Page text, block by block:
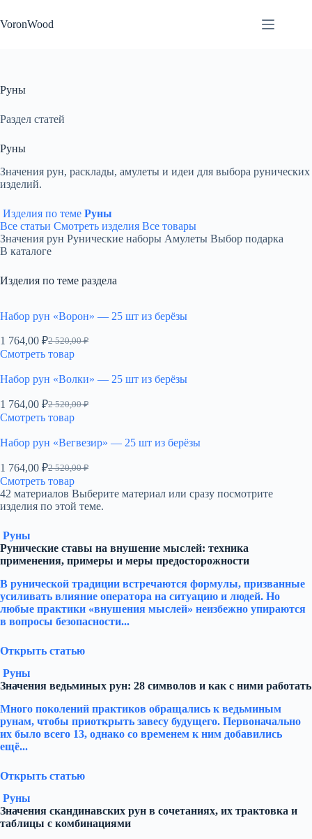
к
сути
VoronWood
Руны
Раздел статей
Руны
Значения рун, расклады, амулеты и идеи для выбора рунических
изделий.
Изделия по теме Руны
Все статьи Смотреть изделия Все товары
Значения рун Рунические наборы Амулеты Выбор подарка
В каталоге
Изделия по теме раздела
Набор рун «Ворон» — 25 шт из берёзы
2 520,00₽
Первоначальная
цена
2
520,00 ₽.
1 764,00 ₽
Текущая
цена:
764,00 ₽.
Смотреть товар
Набор рун «Волки» — 25 шт из берёзы
2 520,00₽
Первоначальная
цена
2
520,00 ₽.
1 764,00 ₽
Текущая
цена:
764,00 ₽.
Смотреть товар
Набор рун «Вегвезир» — 25 шт из берёзы
2 520,00₽
Первоначальная
цена
составляла
2
1 764,00 ₽
Текущая
цена:
1
764,00 ₽.
Смотреть товар
42 материалов Выберите материал или сразу посмотрите
изделия по этой теме.
Руны
Рунические ставы на внушение мыслей: техника
применения, примеры и меры предосторожности
В рунической традиции встречаются формулы, призванные
усиливать влияние оператора на ситуацию и людей. Но
любые практики «внушения мыслей» неизбежно упираются
в вопросы безопасности...
Открыть статью
Руны
Значения ведьминых рун: 28 символов и как с ними работать
Много поколений практиков обращались к ведьминым
рунам, чтобы приоткрыть завесу будущего. Первоначально
их было всего 13, однако со временем к ним добавились
ещё...
Открыть статью
Руны
Значения скандинавских рун в сочетаниях, их трактовка и
таблицы с комбинациями